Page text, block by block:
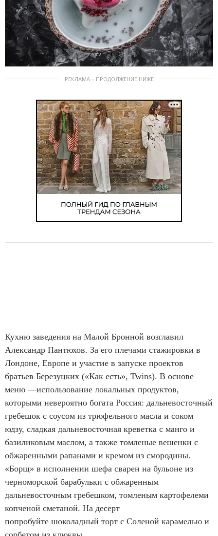
РЕКЛАМА – ПРОДОЛЖЕНИЕ НИЖЕ
Кухню заведения на Малой Бронной возглавил
Александр Пантюхов. За его плечами стажировки в
Лондоне, Европе и участие в запуске проектов
братьев Березуцких («Как есть», Twins). В основе
меню —использование локальных продуктов,
которыми невероятно богата Россия: дальневосточный
гребешок с соусом из трюфельного масла и соком
юдзу, сладкая дальневосточная креветка с манго и
базиликовым маслом, а также томленые вешенки с
обжаренными рапанами и кремом из смородины.
«Борщ» в исполнении шефа сварен на бульоне из
черноморской барабульки с обжаренным
дальневосточным гребешком, томленым картофелеми
копченой сметаной. На десерт
попробуйте шоколадный торт с Соленой карамелью и